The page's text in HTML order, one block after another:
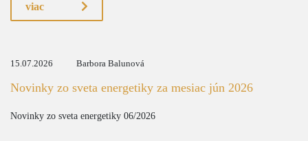
viac
15.07.2026 Barbora Balunová
Novinky zo sveta energetiky za mesiac jún 2026
Novinky zo sveta energetiky 06/2026